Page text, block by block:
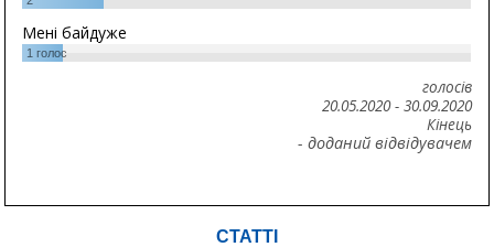
Мені байдуже
1 голос
голосів
20.05.2020- 30.09.2020
Кінець
- доданий відвідувачем
СТАТТІ